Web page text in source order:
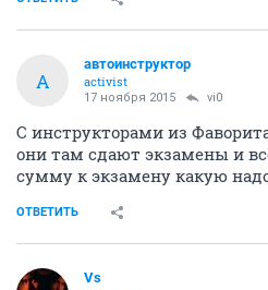
А
автоинструктор
activist
17 ноября 2015 vi0
С инструкторами из
они там сдают экзамены и
сумму к экзамену какую
ОТВЕТИТЬ
Vs